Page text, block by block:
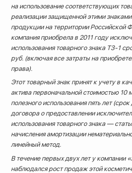
на использование соответствующих
реализации защищенной этими
продукции на территории Российской
компания приобрела в 2011 году
использования товарного знака ТЗ-1
руб. (включая все затраты на
права).
Этот товарный знак принят к учету в
актива первоначальной стоимостью 10
полезного использования пять лет
договора о предоставлении
использования товарного знака —
начисления амортизации
линейный метод.
В течение первых двух лет у компании
наблюдался рост продаж этой